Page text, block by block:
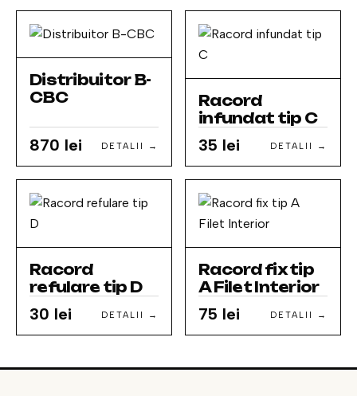
Distribuitor B-
CBC
870 lei DETALII →
Racord
infundat tip C
35 lei DETALII →
Racord
refulare tip D
30 lei DETALII →
Racord fix tip
A Filet Interior
75 lei DETALII →